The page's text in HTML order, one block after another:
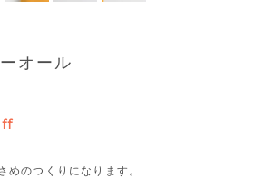
オール
のつくりになります。